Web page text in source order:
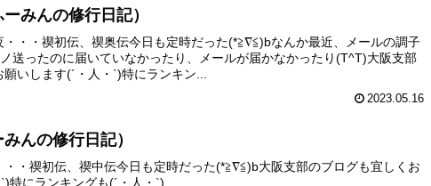
みんの修行日記）
・・・禊初伝、禊奥伝今日も定時だった(*≧∇≦)bなんか最近、メールの調子
送ったのに届いていなかったり、メールが届かなかったり(T^T)大阪支部
いします(´・人・`)特にランキン...
2023.05.16
んの修行日記）
・・禊初伝、禊中伝今日も定時だった(*≧∇≦)b大阪支部のブログも宜しくお
特にランキングも(´・人・`)